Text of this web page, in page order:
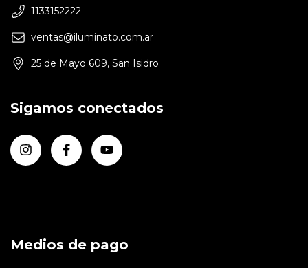
1133152222
ventas@iluminato.com.ar
25 de Mayo 609, San Isidro
Sigamos conectados
Medios de pago